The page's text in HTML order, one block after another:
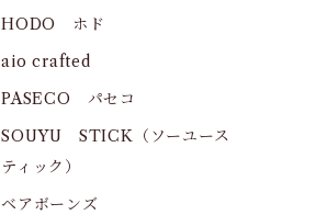
HODO ホド
aio crafted
PASECO パセコ
SOUYU STICK（ソーユース
ティック）
ベアボーンズ